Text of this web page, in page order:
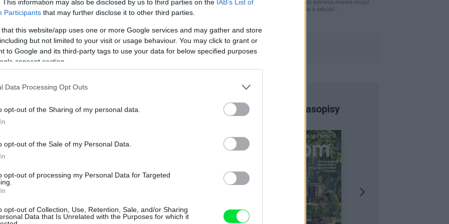
This information may also be disclosed by us to third parties on the IAB’s List of
Participants that may further disclose it to other third parties.
that this website/app uses one or more Google services and may gather and store
but not limited to your visit or usage behaviour. You may click to grant or
to Google and its third-party tags to use your data for below specified purposes
consent section.
Data Processing Opt Outs
opt-out of the Sharing of my personal data.
opt-out of the Sale of my Personal Data.
opt-out of processing my Personal Data for Targeted
opt-out of Collection, Use, Retention, Sale, and/or Sharing
Data that Is Unrelated with the Purposes for which it
ladne zapadne do vzdušných presvetlených
s jednoduchou bielou dlažbou.
– hravé aj elegantné
vždy prívlastkom obkladov. Najdlhší krok
dizajnu. Do krásy vyrástlo niekoľko
Prvým sú vintage
keramických alebo
secesnými či florálnymi vzormi.
získa interiér klasický nádych, zapadnú
iného súdka sú geometrické farebné
detskej izbe budú pôsobiť sviežo a
behúňmi. V kategórii mozaík stoja za
Ja som pred časom v rámci šetrenia miesta skúsil
využiť priestor pod posteľou a nakúpil…
Najnovšie časopisy